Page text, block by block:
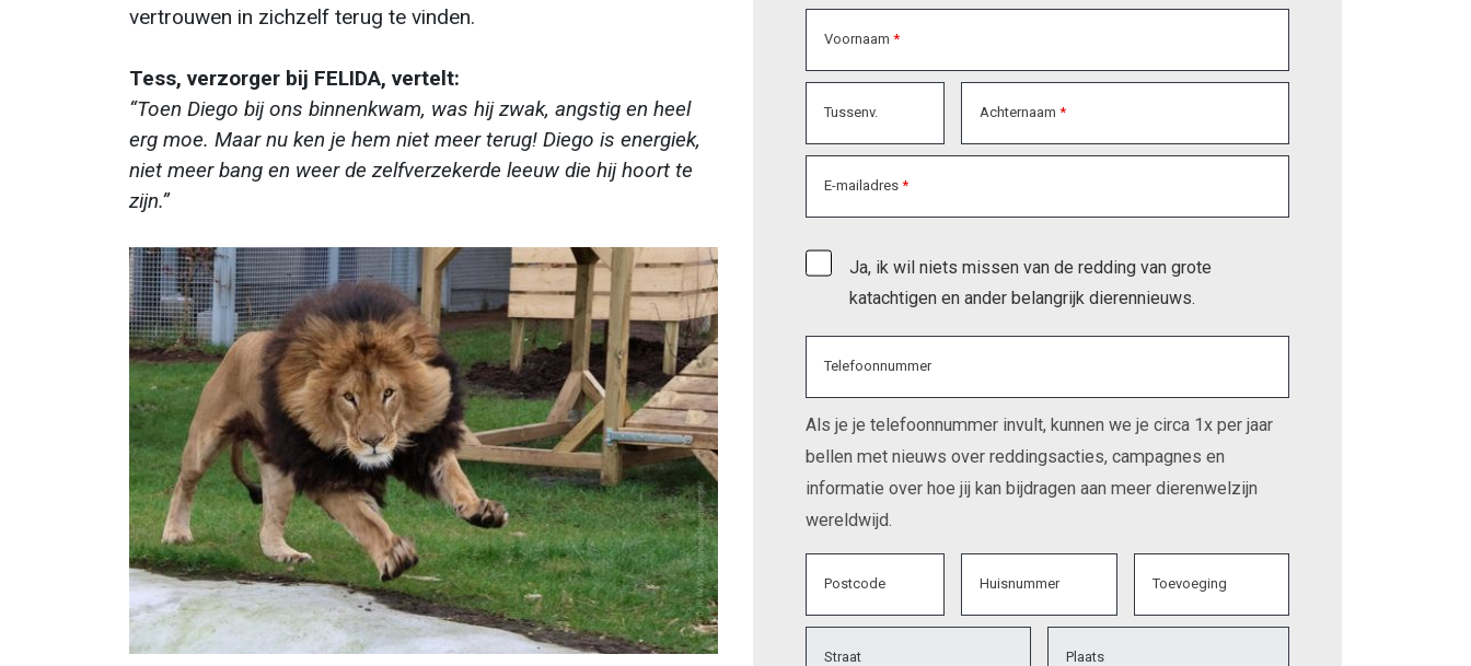
vertrouwen in zichzelf terug te vinden.
Tess, verzorger bij FELIDA, vertelt:
“Toen Diego bij ons binnenkwam, was hij zwak, angstig en heel
erg moe. Maar nu ken je hem niet meer terug! Diego is energiek,
niet meer bang en weer de zelfverzekerde leeuw die hij hoort te
zijn.”
Voornaam
Tussenv. Achternaam
E-mailadres
Ja, ik wil niets missen van de redding van grote
katachtigen en ander belangrijk dierennieuws.
Telefoonnummer
Als je je telefoonnummer invult, kunnen we je circa 1x per jaar
bellen met nieuws over reddingsacties, campagnes en
informatie over hoe jij kan bijdragen aan meer dierenwelzijn
wereldwijd.
Postcode Huisnummer Toevoeging
Straat Plaats